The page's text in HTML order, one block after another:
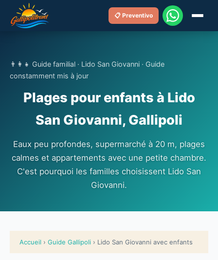
📋 Preventivo
👨‍👩‍👧 Guide familial · Lido San Giovanni · Guide
constamment mis à jour
Plages pour enfants à Lido
San Giovanni, Gallipoli
Eaux peu profondes, supermarché à 20 m, plages
calmes et appartements avec une petite chambre.
C'est pourquoi les familles choisissent Lido San
Giovanni.
Accueil ›Guide Gallipoli › Lido San Giovanni avec enfants